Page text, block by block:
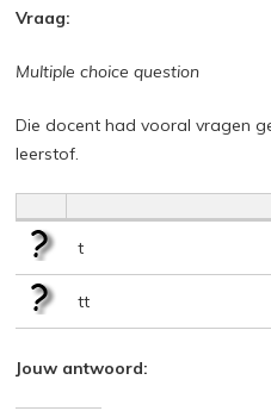
Vraag:
Multiple choice question
Die docent had vooral vragen
leerstof.
t
tt
Jouw antwoord: